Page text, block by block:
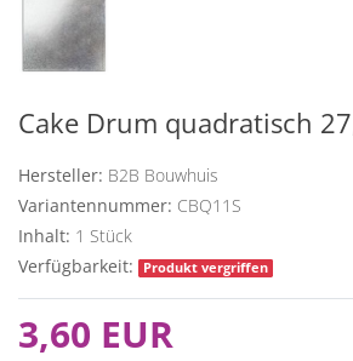
Cake Drum quadratisch
Hersteller: B2B Bouwhuis
Variantennummer: CBQ11S
Inhalt: 1 Stück
Verfügbarkeit:
Produkt vergriffen
3,60 EUR